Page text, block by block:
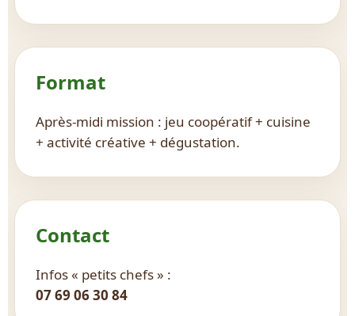
Format
Après-midi mission : jeu coopératif + cuisine
+ activité créative + dégustation.
Contact
Infos « petits chefs » :
07 69 06 30 84